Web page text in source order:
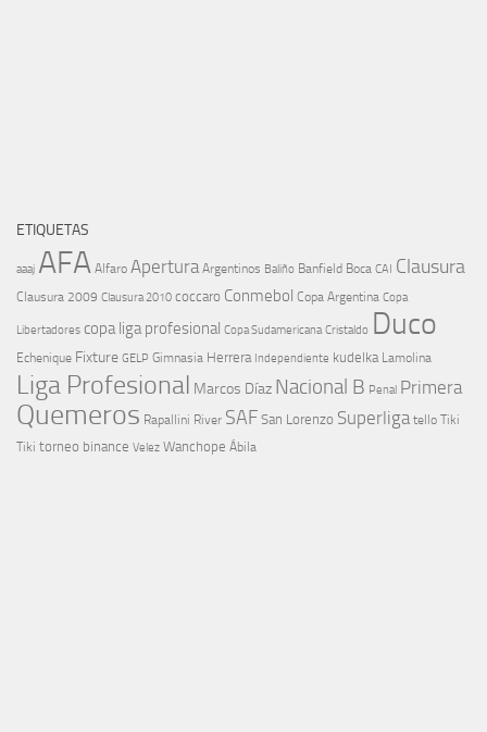
ETIQUETAS
aaaj AFA Alfaro Apertura Argentinos Baliño Banfield Boca CAI Clausura
Clausura 2009 Clausura 2010 coccaro Conmebol Copa Argentina Copa
Libertadores copa liga profesional Copa Sudamericana Cristaldo Duco
Echenique Fixture GELP Gimnasia Herrera Independiente kudelka Lamolina
Liga Profesional Marcos Díaz Nacional B Penal Primera
Quemeros Rapallini River SAF San Lorenzo Superliga tello Tiki
Tiki torneo binance Velez Wanchope Ábila